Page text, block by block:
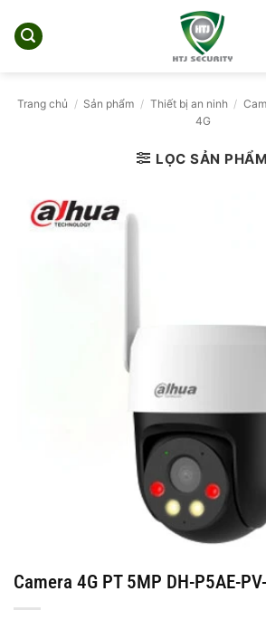
qua
Trang chủ / Sản phẩm / Thiết bị an ninh /
4G
LỌC SẢN PHẨM
Camera 4G PT 5MP DH-P5AE-